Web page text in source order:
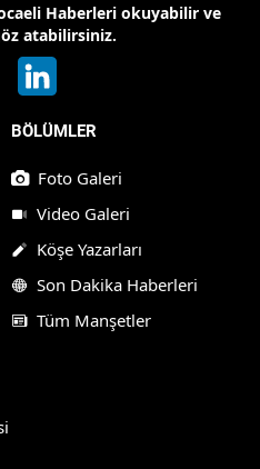
Haberleri okuyabilir ve
atabilirsiniz.
BÖLÜMLER
Foto Galeri
Video Galeri
Köşe Yazarları
Son Dakika Haberleri
Tüm Manşetler